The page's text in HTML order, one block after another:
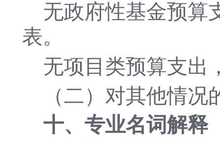
无政府性基金预算
表。
无项目类预算支出
（二）对其他情况
十、专业名词解释